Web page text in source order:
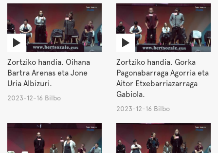
Zortziko handia. Oihana
Bartra Arenas eta Jone
Uria Albizuri.
2023-12-16 Bilbo
Zortziko handia. Gorka
Pagonabarraga Agorria eta
Aitor Etxebarriazarraga
Gabiola.
2023-12-16 Bilbo